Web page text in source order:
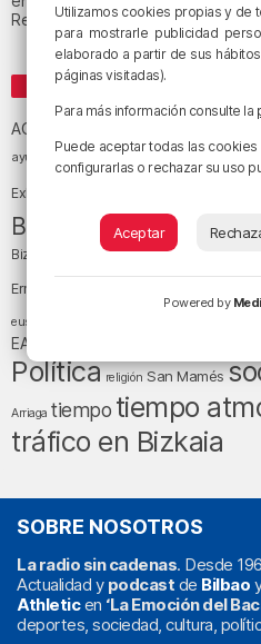
Recuperado el cuerpo sin vida de
ACB Athletic
ayuntamiento de Bilbao baloncesto
Exhibition Center)
Bizkaia y sus comarcas
Bizkaia
Deusto Diócesis de Bilbao
Ernesto Valverde
euskera fútbol
EA Sports
Política religión San Mamés
Arriaga tiempo tiempo
tráfico en Bizkaia
SOBRE NOSOTROS
La radio sin cadenas. Desde
Actualidad y podcast de Bilbao
Athleticen ‘La Emoción del
deportes, sociedad, cultura,
Utilizamos cookies propias y de
para mostrarle publicidad
elaborado a partir de sus
páginas visitadas).
Para más información consulte la
Puede aceptar todas las
configurarlas o rechazar su uso
Aceptar
Powered by